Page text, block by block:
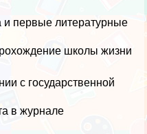
и первые литературные
школы жизни
с государственной
в журнале